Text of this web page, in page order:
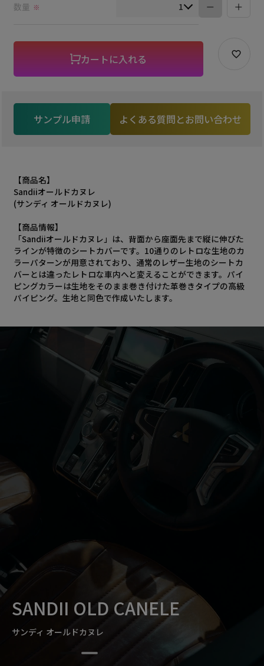
数量 ※
カートに入れる
サンプル申請 よくある質問とお問い合わせ
【商品名】
Sandiiオールドカヌレ
(サンディ オールドカヌレ)
【商品情報】
「Sandiiオールドカヌレ」は、背面から座面先まで縦に伸びた
ラインが特徴のシートカバーです。10通りのレトロな生地のカ
ラーパターンが用意されており、通常のレザー生地のシートカ
バーとは違ったレトロな車内へと変えることができます。パイ
ピングカラーは生地をそのまま巻き付けた革巻きタイプの高級
パイピング。生地と同色で作成いたします。
SANDII OLD CANELE
サンディ オールドカヌレ